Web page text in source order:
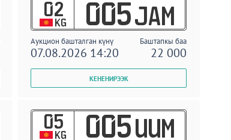
02
KG 005 JAM
Аукцион башталган күнү Баштапкы баа
07.08.2026 14:20 22 000
05
KG 005 UUM